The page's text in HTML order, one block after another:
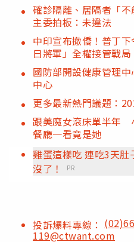
確診隔離、居隔者「
主委拍板：未違法
中印宣布撤僑！普丁
日將軍」全權接管戰局
國防部開設健康管理
中心
更多最新熱門議題：
跟美魔女滾床單半年
餐廳一看竟是她
雞蛋這樣吃 連吃3天
沒了！
PR
投訴爆料專線：
119@ctwant.com